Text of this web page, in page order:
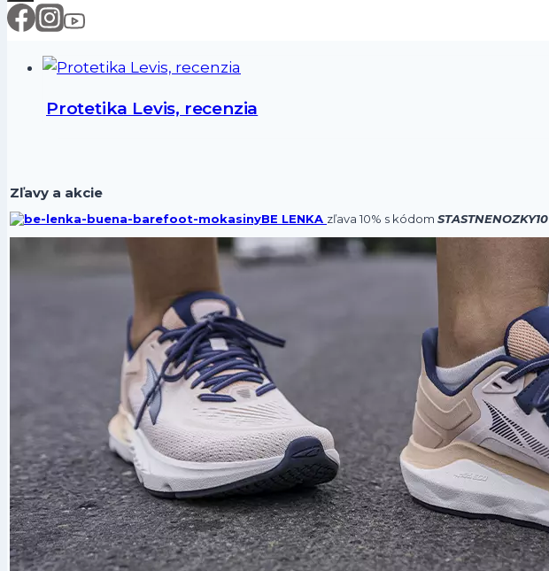
Protetika Levis, recenzia
Zľavy a akcie
BE LENKA zľava 10% s kódom STASTNENOZKY10